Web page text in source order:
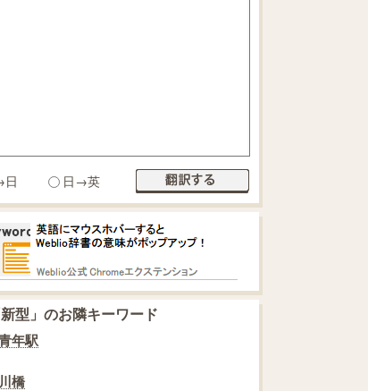
日→英
新型」のお隣キーワード
年駅
橋